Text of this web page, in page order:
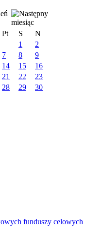
Pt S
N
1
2
7 8
9
14 15
16
21 22
23
28 29
30
funduszy celowych